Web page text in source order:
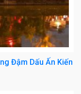
Đậm Dấu Ấn Kiến